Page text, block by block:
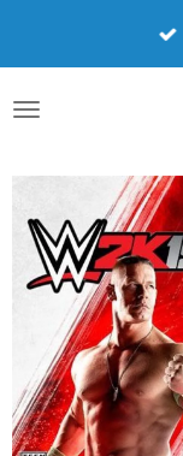
de